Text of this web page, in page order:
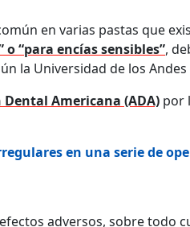
en varias pastas que
“para encías sensibles”,
la Universidad de los Andes
Dental Americana (ADA) por
en una serie de
adversos, sobre todo